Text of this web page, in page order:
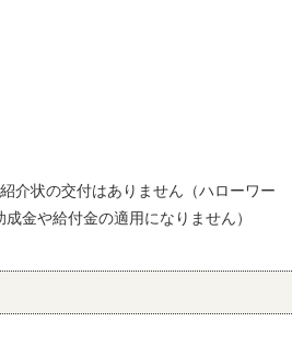
介状の交付はありません（ハローワー
金や給付金の適用になりません）